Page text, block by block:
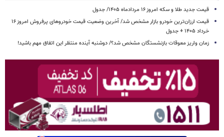
قیمت جدید طلا و سکه امروز ۱۶ مردادماه ۱۴۰۵/ جدول
قیمت ارزان‌ترین خودرو بازار مشخص شد/ آخرین وضعیت قیمت خودروهای پرفروش امروز ۱۶
خرداد ۱۴۰۵ + جدول
زمان واریز معوقات بازنشستگان مشخص شد؟/ دوشنبه آینده منتظر این اتفاق مهم باشید!